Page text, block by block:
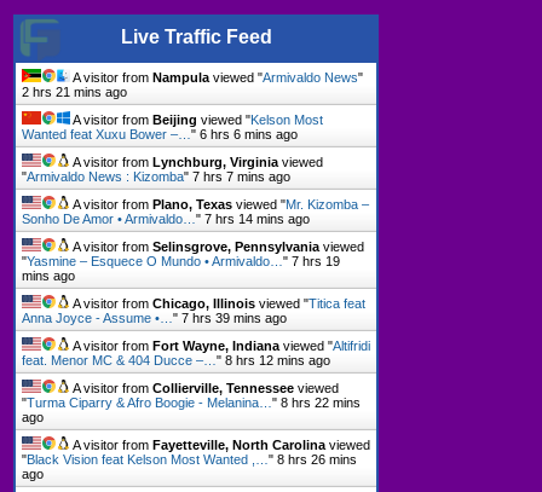
Live Traffic Feed
A visitor fromNampula viewed "Armivaldo News"
2 hrs 21 mins ago
A visitor fromBeijing viewed "Kelson Most
Wanted feat Xuxu Bower –…"6 hrs 6 mins ago
A visitor fromLynchburg, Virginia viewed
"Armivaldo News : Kizomba"7 hrs 7 mins ago
A visitor fromPlano, Texas viewed "Mr. Kizomba –
Sonho De Amor • Armivaldo…"7 hrs 14 mins ago
A visitor fromSelinsgrove, Pennsylvania viewed
"Yasmine – Esquece O Mundo • Armivaldo…"7 hrs 19
mins ago
A visitor fromChicago, Illinois viewed "Titica feat
Anna Joyce - Assume •…"7 hrs 39 mins ago
A visitor fromFort Wayne, Indiana viewed "Altifridi
feat. Menor MC & 404 Ducce –…"8 hrs 12 mins ago
A visitor fromCollierville, Tennessee viewed
"Turma Ciparry & Afro Boogie - Melanina…"8 hrs 22 mins
ago
A visitor fromFayetteville, North Carolina viewed
"Black Vision feat Kelson Most Wanted ,…"8 hrs 26 mins
ago